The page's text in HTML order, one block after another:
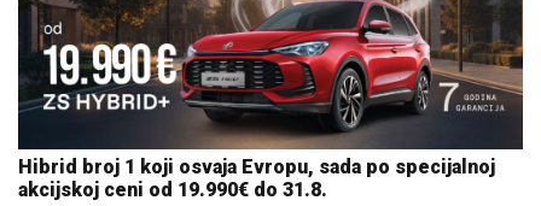
Hibrid broj 1 koji osvaja Evropu, sada po specijalnoj
akcijskoj ceni od 19.990€ do 31.8.